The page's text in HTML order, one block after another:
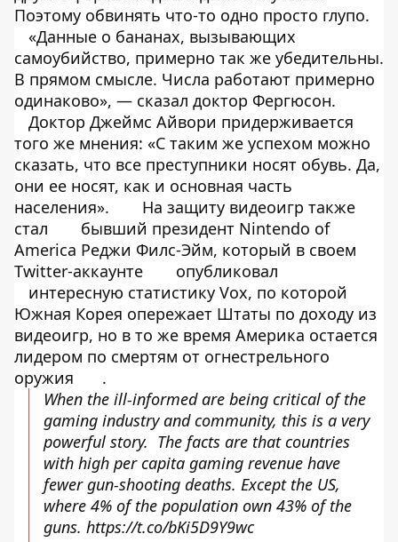
Поэтому обвинять что-то одно просто глупо.
«Данные о бананах, вызывающих
самоубийство, примерно так же убедительны.
В прямом смысле. Числа работают примерно
одинаково», — сказал доктор Фергюсон.
Доктор Джеймс Айвори придерживается
того же мнения: «С таким же успехом можно
сказать, что все преступники носят обувь. Да,
они ее носят, как и основная часть
населения».
На защиту видеоигр также
стал
бывший президент Nintendo of
America Реджи Филс-Эйм, который в своем
Twitter-аккаунте
опубликовал
интересную статистику Vox, по которой
Южная Корея опережает Штаты по доходу из
видеоигр, но в то же время Америка остается
лидером по смертям от огнестрельного
оружия
.
When the ill-informed are being critical of the
gaming industry and community, this is a very
powerful story. The facts are that countries
with high per capita gaming revenue have
fewer gun-shooting deaths. Except the US,
where 4% of the population own 43% of the
guns. https://t.co/bKi5D9Y9wc